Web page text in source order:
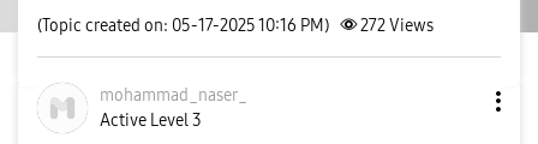
(Topic created on: 05-17-2025 10:16 PM) 272Views
mohammad_naser_
Active Level 3